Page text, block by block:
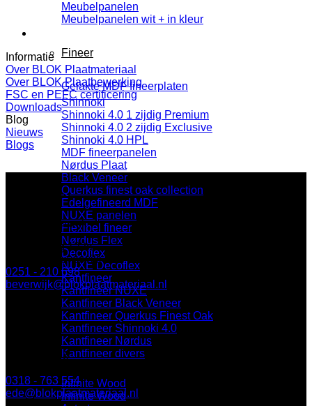
Meubelpanelen
Meubelpanelen wit + in kleur
Fineer
Gelakte MDF fineerplaten
Shinnoki
Shinnoki 4.0 1 zijdig Premium
Shinnoki 4.0 2 zijdig Exclusive
Shinnoki 4.0 HPL
MDF fineerpanelen
Nørdus Plaat
Black Veneer
Querkus finest oak collection
Edelgefineerd MDF
NUXE panelen
Flexibel fineer
Nørdus Flex
Decoflex
NUXE Decoflex
Kantfineer
Kantfineer NUXE
Kantfineer Black Veneer
Kantfineer Querkus Finest Oak
Kantfineer Shinnoki 4.0
Kantfineer Nørdus
Kantfineer divers
Infinite Wood
Infinite Wood
Informatie
Over BLOK Plaatmateriaal
Over BLOK Plaatbewerking
FSC en PEFC certificering
Downloads
Blog
Nieuws
Blogs
BLOK Beverwijk
Parallelweg 122a
1948 NN Beverwijk
0251 - 210 698
beverwijk@blokplaatmateriaal.nl
Keplerlaan 8
0318 - 763 554
ede@blokplaatmateriaal.nl